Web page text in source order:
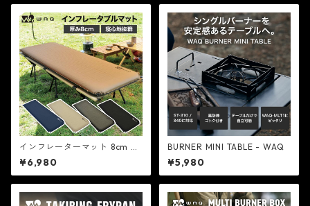
インフレーターマット 8cm ブ
ラック 自動膨張 - WAQ
¥6,980
BURNER MINI TABLE - WAQ
¥5,980